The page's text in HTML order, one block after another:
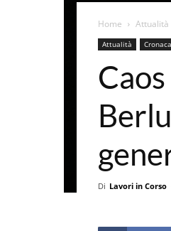
Home Attualità
Attualità Cronaca
Di Lavori in Corso